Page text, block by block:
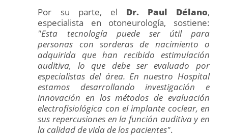
Por su parte, el Dr. Paul Délano,
especialista en otoneurología, sostiene:
"Esta tecnología puede ser útil para
personas con sorderas de nacimiento o
adquirida que han recibido estimulación
auditiva, lo que debe ser evaluado por
especialistas del área. En nuestro Hospital
estamos desarrollando investigación e
innovación en los métodos de evaluación
electrofisiológica con el implante coclear, en
sus repercusiones en la función auditiva y en
la calidad de vida de los pacientes".